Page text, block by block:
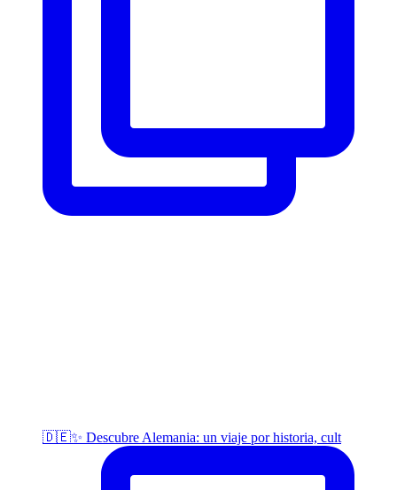
🇩🇪✨ Descubre Alemania: un viaje por historia, cult